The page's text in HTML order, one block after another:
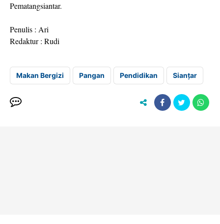
Pematangsiantar.
Penulis : Ari
Redaktur : Rudi
Makan Bergizi Pangan Pendidikan Sianțar